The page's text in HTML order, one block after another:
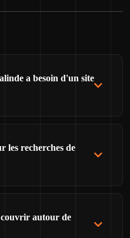
a besoin d'un site
les recherches de
autour de